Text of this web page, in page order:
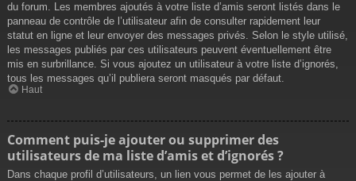
du forum. Les membres ajoutés à votre liste d’amis seront listés dans le
panneau de contrôle de l’utilisateur afin de consulter rapidement leur
statut en ligne et leur envoyer des messages privés. Selon le style utilisé,
les messages publiés par ces utilisateurs peuvent éventuellement être
mis en surbrillance. Si vous ajoutez un utilisateur à votre liste d’ignorés,
tous les messages qu’il publiera seront masqués par défaut.
Haut
Comment puis-je ajouter ou supprimer des
utilisateurs de ma liste d’amis et d’ignorés ?
Dans chaque profil d’utilisateurs, un lien vous permet de les ajouter à